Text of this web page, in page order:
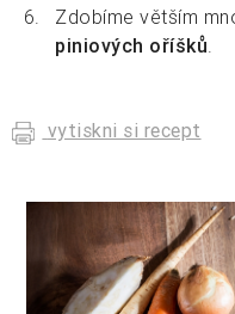
Zdobíme větším
piniových oříšků
vytiskni si recept